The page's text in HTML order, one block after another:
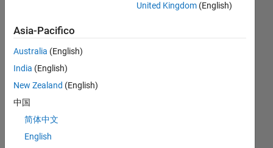
CONTRIBUTI 10
4
L
01/24
05/24
09/24
01/25
05/25
09/25
01/26
05/26
06/24
11/24
04/25
02/26
07/26
United Kingdom(English)
Asia-Pacifico
Australia (English)
India (English)
New Zealand (English)
中国
简体中文
English